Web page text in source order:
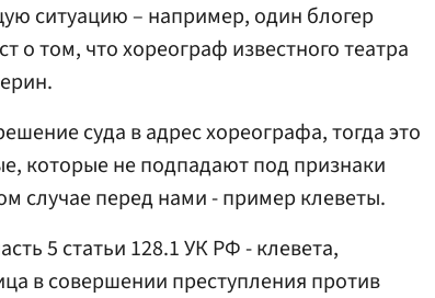
ситуацию – например, один блогер
о том, что хореограф известного театра
суда в адрес хореографа, тогда это
которые не подпадают под признаки
случае перед нами - пример клеветы.
5 статьи 128.1 УК РФ - клевета,
в совершении преступления против